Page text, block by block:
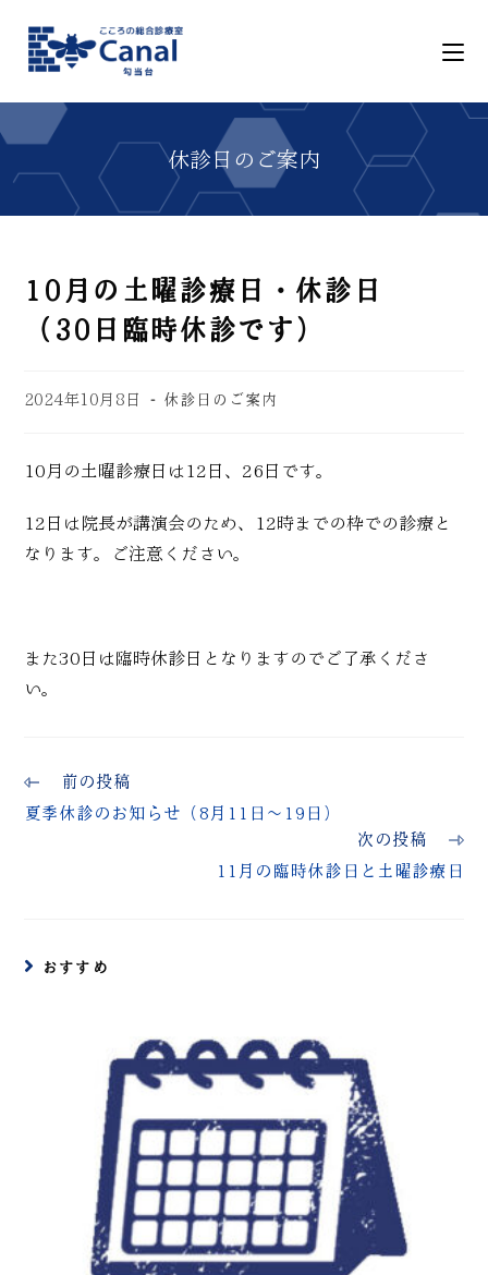
10月の土曜診療日・休診日
（30日臨時休診です）
2024年10月8日 休診日のご案内
10月の土曜診療日は12日、26日です。
12日は院長が講演会のため、12時までの枠での診療と
なります。ご注意ください。
また30日は臨時休診日となりますのでご了承くださ
い。
前の投稿
夏季休診のお知らせ（8月11日～19日）
次の投稿
11月の臨時休診日と土曜診療日
おすすめ